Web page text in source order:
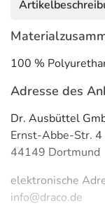
100 %
Adresse des
Dr. Ausbüttel
Ernst-Abbe-Str. 4
44149 Dortmund
elektronische
info@draco.de